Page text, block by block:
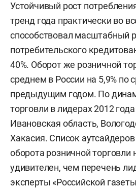
Устойчивый рост
тренд года практически во
способствовал масштабный
потребительского
40%. Оборот же розничной
среднем в России на 5,9% по
предыдущим годом. По
торговли в лидерах 2012
Ивановская область,
Хакасия. Список
оборота розничной торговли
удивителен, чем перечень
эксперты «Российской